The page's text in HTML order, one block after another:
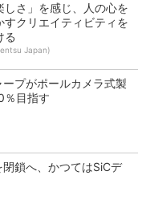
しさ」を感じ、人の心を
すクリエイティビティを
る
Japan)
プがポールカメラ式製
目指す
鎖へ、かつてはSiCデ